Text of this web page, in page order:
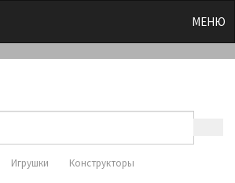
МЕНЮ
Игрушки Конструкторы